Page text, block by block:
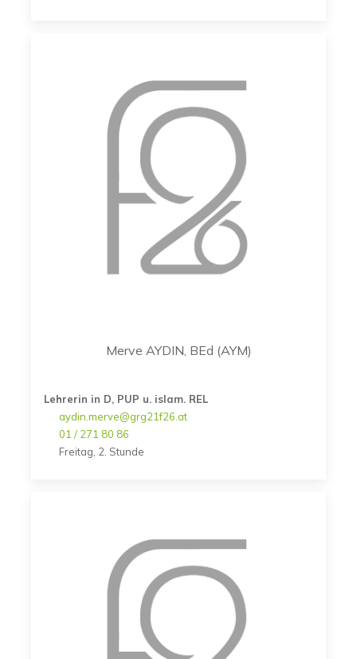
Merve AYDIN, BEd (AYM)
Lehrerin in D, PUP u. islam. REL
aydin.merve@grg21f26.at
01 / 271 80 86
Freitag, 2. Stunde